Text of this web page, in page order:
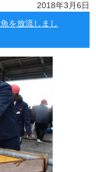
2018年3月6日
を放流しまし